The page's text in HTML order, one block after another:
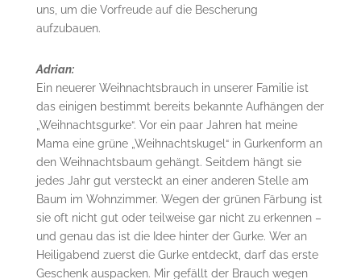
uns, um die Vorfreude auf die Bescherung
aufzubauen.
Adrian:
Ein neuerer Weihnachtsbrauch in unserer Familie ist
das einigen bestimmt bereits bekannte Aufhängen der
„Weihnachtsgurke“. Vor ein paar Jahren hat meine
Mama eine grüne „Weihnachtskugel“ in Gurkenform an
den Weihnachtsbaum gehängt. Seitdem hängt sie
jedes Jahr gut versteckt an einer anderen Stelle am
Baum im Wohnzimmer. Wegen der grünen Färbung ist
sie oft nicht gut oder teilweise gar nicht zu erkennen –
und genau das ist die Idee hinter der Gurke. Wer an
Heiligabend zuerst die Gurke entdeckt, darf das erste
Geschenk auspacken. Mir gefällt der Brauch wegen